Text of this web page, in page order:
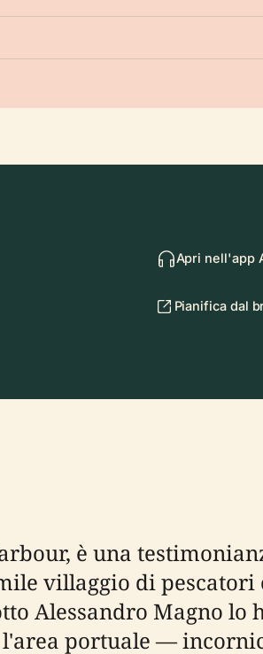
Apri nell'app
Pianifica dal
è una
villaggio di pescatori
Alessandro Magno lo
portuale —